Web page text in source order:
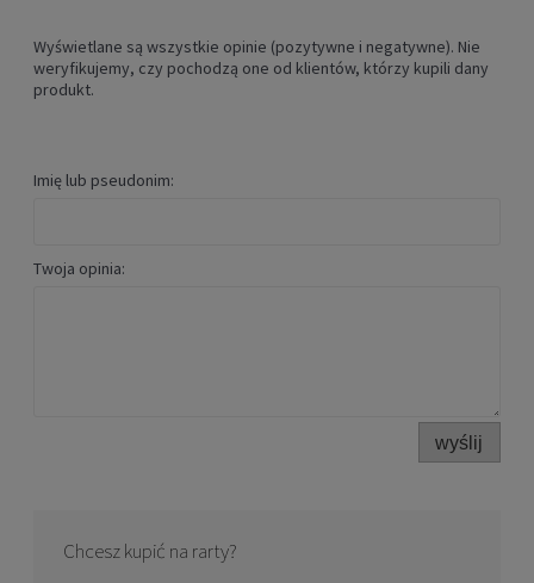
Wyświetlane są wszystkie opinie (pozytywne i negatywne). Nie
weryfikujemy, czy pochodzą one od klientów, którzy kupili dany
produkt.
Imię lub pseudonim:
Twoja opinia:
wyślij
Chcesz kupić na rarty?